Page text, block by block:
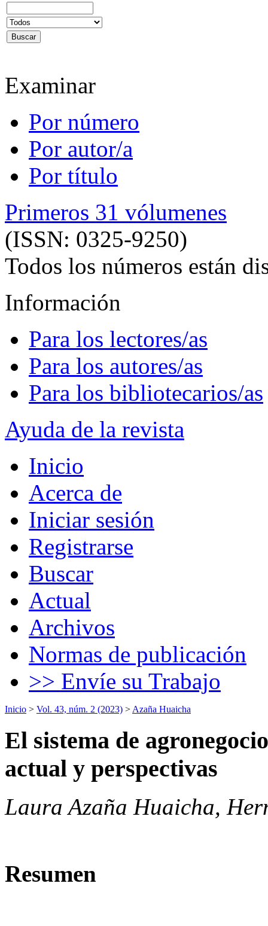
Examinar
Por número
Por autor/a
Por título
Primeros 31 vólumenes
(ISSN: 0325-9250)
Todos los números están
Información
Para los lectores/as
Para los autores/as
Para los bibliotecarios/as
Ayuda de la revista
Inicio
Acerca de
Iniciar sesión
Registrarse
Buscar
Actual
Archivos
Normas de publicación
>> Envíe su Trabajo
Inicio > Vol. 43, núm. 2 (2023) > Azaña Huaicha
El sistema de
actual y perspectivas
Laura Azaña Huaicha,
Resumen